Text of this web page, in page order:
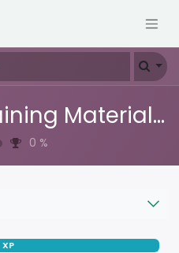
[EN]Level-1-Training Material CH3.0
0 %
XP